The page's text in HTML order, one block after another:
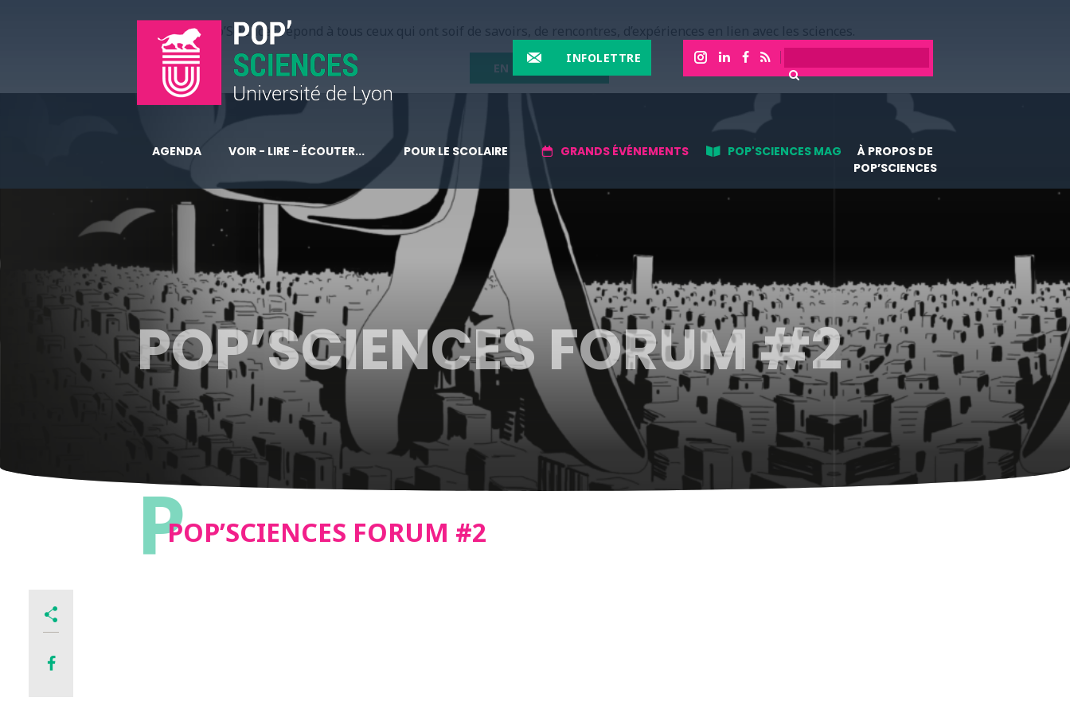
Pop’Sciences répond à tous ceux qui ont soif de savoirs, de rencontres, d’expériences en lien avec les sciences.
EN SAVOIR PLUS
INFOLETTRE
AGENDA VOIR - LIRE - ÉCOUTER... POUR LE SCOLAIRE GRANDS ÉVÉNEMENTS POP'SCIENCES MAG
À PROPOS DE
POP’SCIENCES
POP’SCIENCES FORUM #2
PPOP’SCIENCES FORUM #2